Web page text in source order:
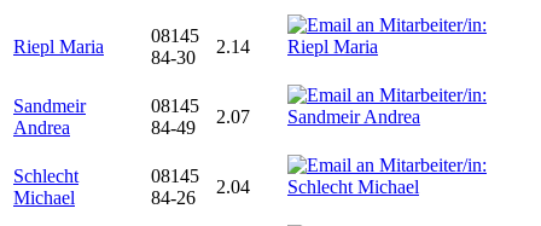
Riepl Maria
08145
84-30
2.14
Sandmeir
Andrea
08145
84-49
2.07
Schlecht
Michael
08145
84-26
2.04